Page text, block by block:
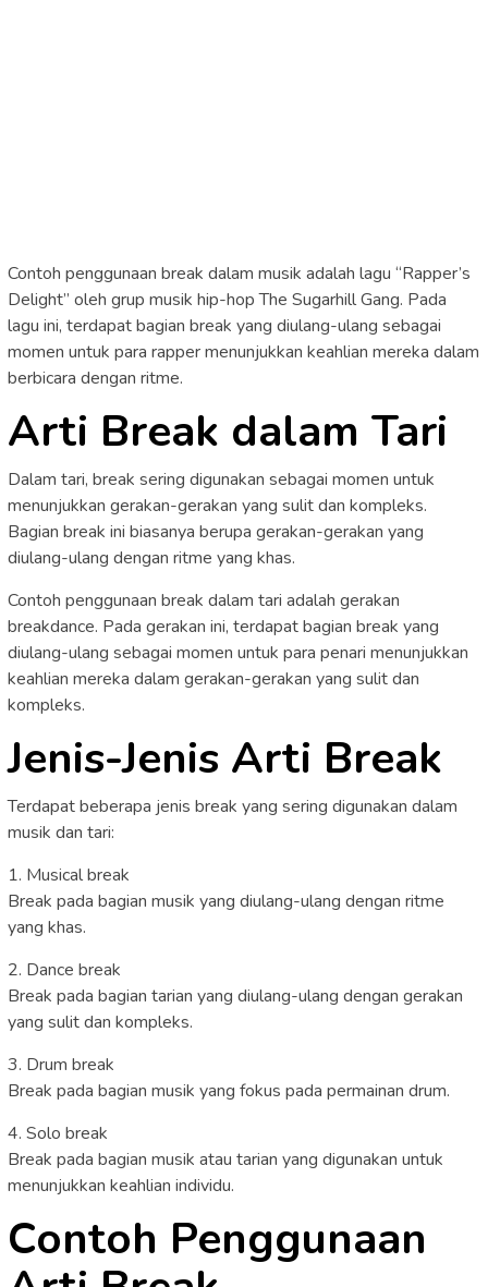
Contoh penggunaan break dalam musik adalah lagu “Rapper’s
Delight” oleh grup musik hip-hop The Sugarhill Gang. Pada
lagu ini, terdapat bagian break yang diulang-ulang sebagai
momen untuk para rapper menunjukkan keahlian mereka dalam
berbicara dengan ritme.
Arti Break dalam Tari
Dalam tari, break sering digunakan sebagai momen untuk
menunjukkan gerakan-gerakan yang sulit dan kompleks.
Bagian break ini biasanya berupa gerakan-gerakan yang
diulang-ulang dengan ritme yang khas.
Contoh penggunaan break dalam tari adalah gerakan
breakdance. Pada gerakan ini, terdapat bagian break yang
diulang-ulang sebagai momen untuk para penari menunjukkan
keahlian mereka dalam gerakan-gerakan yang sulit dan
kompleks.
Jenis-Jenis Arti Break
Terdapat beberapa jenis break yang sering digunakan dalam
musik dan tari:
1. Musical break
Break pada bagian musik yang diulang-ulang dengan ritme
yang khas.
2. Dance break
Break pada bagian tarian yang diulang-ulang dengan gerakan
yang sulit dan kompleks.
3. Drum break
Break pada bagian musik yang fokus pada permainan drum.
4. Solo break
Break pada bagian musik atau tarian yang digunakan untuk
menunjukkan keahlian individu.
Contoh Penggunaan